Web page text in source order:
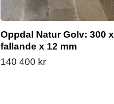
Oppdal Natur Golv: 300 x
fallande x 12 mm
140 400 kr